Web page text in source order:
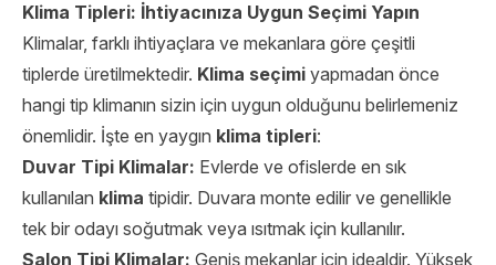
Klima Tipleri: İhtiyacınıza Uygun Seçimi Yapın
Klimalar, farklı ihtiyaçlara ve mekanlara göre çeşitli
tiplerde üretilmektedir. Klima seçimi yapmadan önce
hangi tip klimanın sizin için uygun olduğunu belirlemeniz
önemlidir. İşte en yaygın klima tipleri:
Duvar Tipi Klimalar: Evlerde ve ofislerde en sık
kullanılan klima tipidir. Duvara monte edilir ve genellikle
tek bir odayı soğutmak veya ısıtmak için kullanılır.
Salon Tipi Klimalar: Geniş mekanlar için idealdir. Yüksek